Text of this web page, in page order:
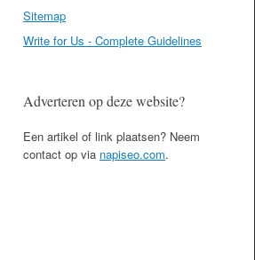
Sitemap
Write for Us - Complete Guidelines
Adverteren op deze website?
Een artikel of link plaatsen? Neem
contact op via napiseo.com.